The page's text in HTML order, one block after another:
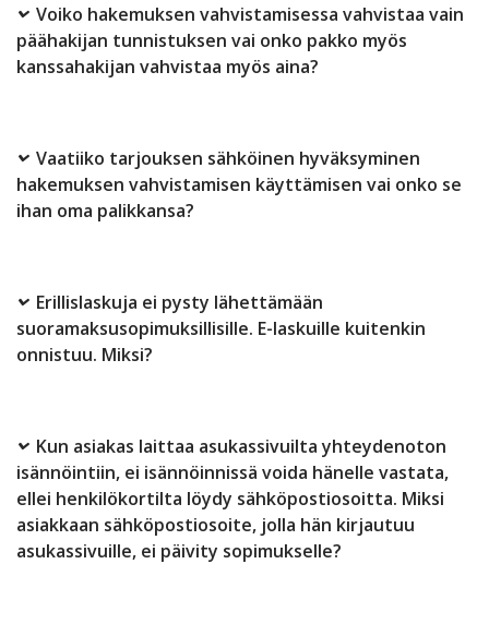
Voiko hakemuksen vahvistamisessa vahvistaa vain
päähakijan tunnistuksen vai onko pakko myös
kanssahakijan vahvistaa myös aina?
Vaatiiko tarjouksen sähköinen hyväksyminen
hakemuksen vahvistamisen käyttämisen vai onko se
ihan oma palikkansa?
Erillislaskuja ei pysty lähettämään
suoramaksusopimuksillisille. E-laskuille kuitenkin
onnistuu. Miksi?
Kun asiakas laittaa asukassivuilta yhteydenoton
isännöintiin, ei isännöinnissä voida hänelle vastata,
ellei henkilökortilta löydy sähköpostiosoitta. Miksi
asiakkaan sähköpostiosoite, jolla hän kirjautuu
asukassivuille, ei päivity sopimukselle?